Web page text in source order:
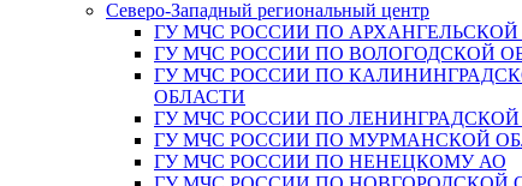
Северо-Западный региональный центр
ГУ МЧС РОССИИ ПО АРХАНГЕЛЬСКОЙ
ГУ МЧС РОССИИ ПО ВОЛОГОДСКОЙ
ГУ МЧС РОССИИ ПО
ОБЛАСТИ
ГУ МЧС РОССИИ ПО
ГУ МЧС РОССИИ ПО МУРМАНСКОЙ
ГУ МЧС РОССИИ ПО НЕНЕЦКОМУ АО